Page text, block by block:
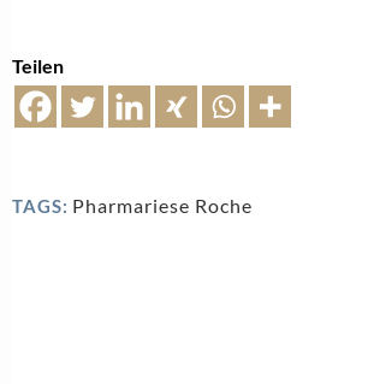
Teilen
TAGS: Pharmariese Roche